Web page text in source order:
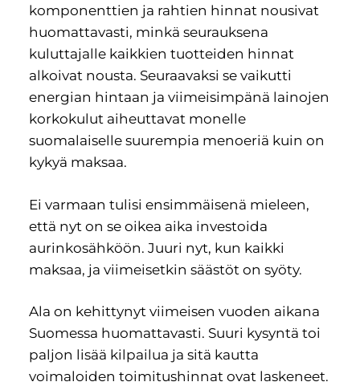
komponenttien ja rahtien hinnat nousivat
huomattavasti, minkä seurauksena
kuluttajalle kaikkien tuotteiden hinnat
alkoivat nousta. Seuraavaksi se vaikutti
energian hintaan ja viimeisimpänä lainojen
korkokulut aiheuttavat monelle
suomalaiselle suurempia menoeriä kuin on
kykyä maksaa.
Ei varmaan tulisi ensimmäisenä mieleen,
että nyt on se oikea aika investoida
aurinkosähköön. Juuri nyt, kun kaikki
maksaa, ja viimeisetkin säästöt on syöty.
Ala on kehittynyt viimeisen vuoden aikana
Suomessa huomattavasti. Suuri kysyntä toi
paljon lisää kilpailua ja sitä kautta
voimaloiden toimitushinnat ovat laskeneet.